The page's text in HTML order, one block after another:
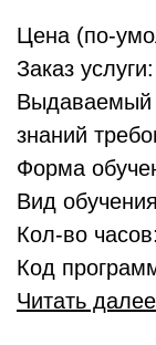
Цена (по-
Заказ
Выдаваемый
знаний
Форма
Вид
Кол-во
Код
Читать далее